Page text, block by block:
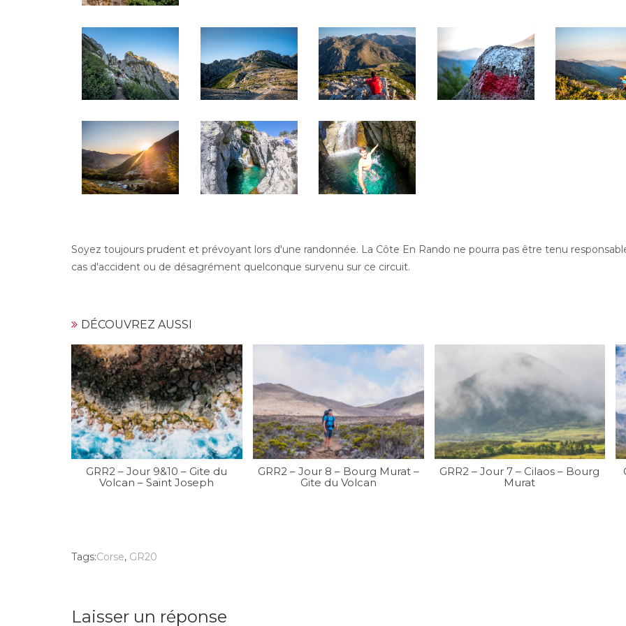
Soyez toujours prudent et prévoyant lors d'une randonnée. La Côte En Rando ne pourra pas être tenu
cas d'accident ou de désagrément quelconque survenu sur ce circuit.
DÉCOUVREZ AUSSI
GRR2 – Jour 9&10 – Gite du
Volcan – Saint Joseph
GRR2 – Jour 8 – Bourg Murat –
Gite du Volcan
GRR2 – Jour 7 – Cilaos – Bourg
Murat
Tags:Corse, GR20
Laisser un réponse